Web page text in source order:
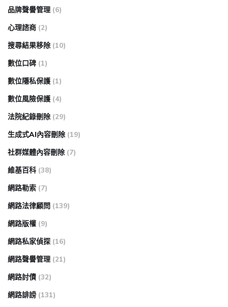
品牌聲譽管理 (6)
心理諮商 (2)
搜尋結果移除 (10)
數位口碑 (1)
數位隱私保護 (1)
數位風險保護 (4)
法院紀錄刪除 (29)
生成式AI內容刪除 (19)
社群媒體內容刪除 (7)
維基百科 (38)
網路勒索 (7)
網路法律顧問 (139)
網路版權 (9)
網路私家偵探 (16)
網路聲譽管理 (21)
網路討債 (32)
網路誹謗 (131)